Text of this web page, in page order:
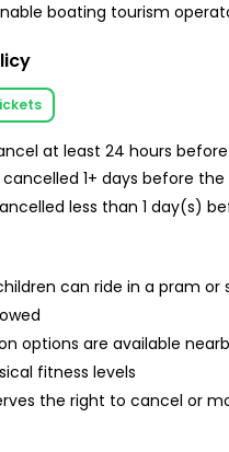
boating tourism
at least 24 hours
cancelled 1+ days before
less than 1 day(s)
can ride in a pram or
options are available
fitness levels
the right to cancel or